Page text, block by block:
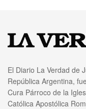
El Diario La Verdad de
República Argentina,
Cura Párroco de la
Católica Apostólica